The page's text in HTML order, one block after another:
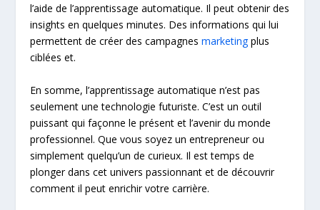
l’aide de l’apprentissage automatique. Il peut obtenir des
insights en quelques minutes. Des informations qui lui
permettent de créer des campagnesmarketingplus
ciblées et.
En somme, l’apprentissage automatique n’est pas
seulement une technologie futuriste. C’est un outil
puissant qui façonne le présent et l’avenir du monde
professionnel. Que vous soyez un entrepreneur ou
simplement quelqu’un de curieux. Il est temps de
plonger dans cet univers passionnant et de découvrir
comment il peut enrichir votre carrière.